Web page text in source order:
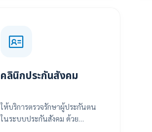
คลินิกประกันสังคม
ให้บริการตรวจรักษาผู้ประกันตน
ในระบบประกันสังคม ด้วย